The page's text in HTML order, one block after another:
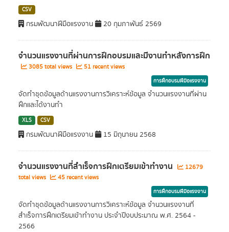
CSV
กรมพัฒนาฝีมือแรงงาน 20 กุมภาพันธ์ 2569
จำนวนแรงงานที่ผ่านการฝึกอบรมและมีงานทำหลังการฝึก
3085 total views 51 recent views
การฝึกอบรมฝีมือแรงงาน
จัดทำชุดข้อมูลด้านแรงงานการวิเคราะห์ข้อมูล จำนวนแรงงานที่ผ่าน
ฝึกและได้งานทำ
XLS CSV
กรมพัฒนาฝีมือแรงงาน 15 มิถุนายน 2568
จำนวนแรงงานที่สำเร็จการฝึกเตรียมเข้าทำงาน
12679
total views
45 recent views
การฝึกอบรมฝีมือแรงงาน
จัดทำชุดข้อมูลด้านแรงงานการวิเคราะห์ข้อมูล จำนวนแรงงานที่
สำเร็จการฝึกเตรียมเข้าทำงาน ประจำปีงบประมาณ พ.ศ. 2564 -
2566